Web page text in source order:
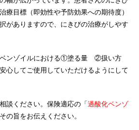
療目標（即効性や予防効果への期待度）
がありますので、にきびの治療がしやす
ベンゾイルにおける①塗る量 ②扱い方
心してご使用していただけるようにして
談ください。保険適応の「過酸化ベンゾ
の旨をお伝えください。